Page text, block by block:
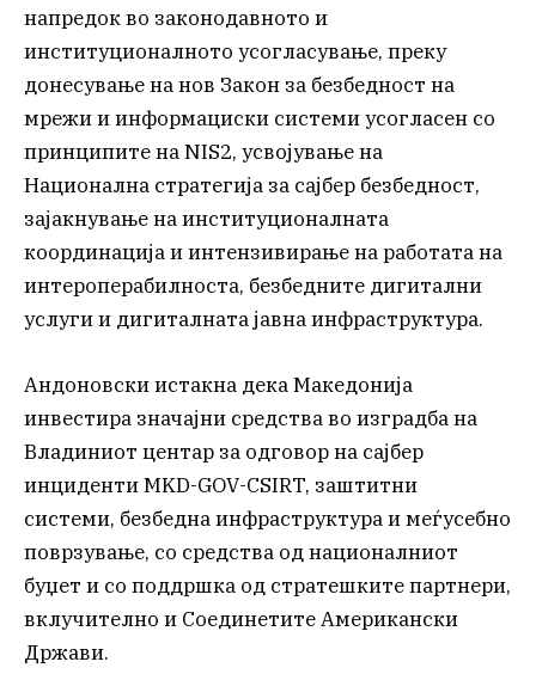
напредок во законодавното и
институционалното усогласување, преку
донесување на нов Закон за безбедност на
мрежи и информациски системи усогласен со
принципите на NIS2, усвојување на
Национална стратегија за сајбер безбедност,
зајакнување на институционалната
координација и интензивирање на работата на
интероперабилноста, безбедните дигитални
услуги и дигиталната јавна инфраструктура.
Андоновски истакна дека Македонија
инвестира значајни средства во изградба на
Владиниот центар за одговор на сајбер
инциденти MKD-GOV-CSIRT, заштитни
системи, безбедна инфраструктура и меѓусебно
поврзување, со средства од националниот
буџет и со поддршка од стратешките партнери,
вклучително и Соединетите Американски
Држави.